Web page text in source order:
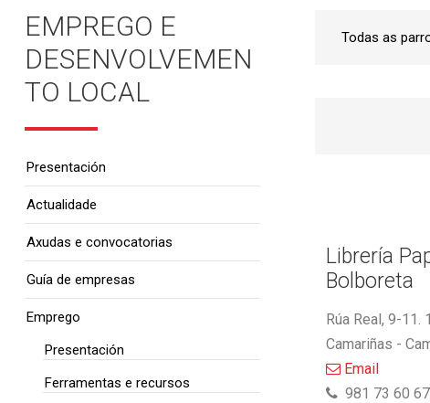
Librería
Bolboreta
Rúa Real, 9-11.
Camariñas -
Email
981 73 60
EMPREGO E
DESENVOLVEMEN
TO LOCAL
Presentación
Actualidade
Axudas e convocatorias
Guía de empresas
Emprego
Presentación
Ferramentas e recursos